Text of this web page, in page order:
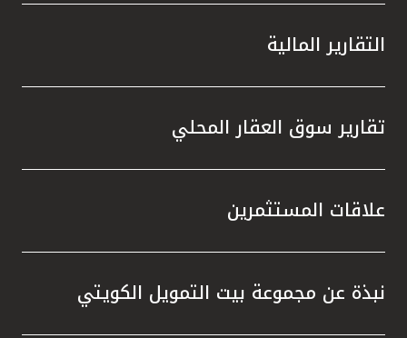
التقارير المالية
تقارير سوق العقار المحلي
علاقات المستثمرين
نبذة عن مجموعة بيت التمويل الكويتي